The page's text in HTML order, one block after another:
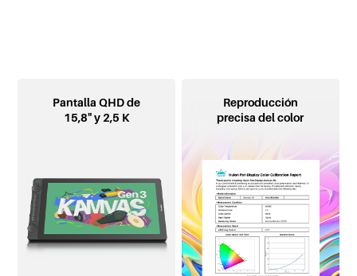
Pantalla QHD de
15,8" y 2,5 K
Reproducción
precisa del color